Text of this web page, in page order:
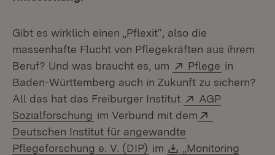
Gibt es wirklich einen „Pflexit“, also die
massenhafte Flucht von Pflegekräften aus ihrem
Beruf? Und was braucht es, um
Extern:
Pflege (Öffnet in
in
Baden-Württemberg auch in Zukunft zu sichern?
All das hat das Freiburger Institut
Extern:
AGP
Sozialforschung (Öffnet in neuem Fenster)
im Verbund mit dem
Deutschen Institut für angewandte
Pflegeforschung e. V. (DIP) (Öffnet in neuem
im Download:
„Monitoring